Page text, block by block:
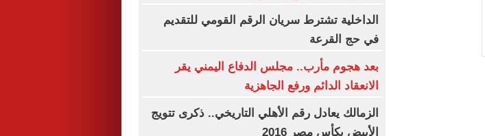
الداخلية تشترط سريان الرقم القومي للتقديم
في حج القرعة
بعد هجوم مأرب.. مجلس الدفاع اليمني يقر
الانعقاد الدائم ورفع الجاهزية
الزمالك يعادل رقم الأهلي التاريخي.. ذكرى تتويج
الأبيض بكأس مصر 2016